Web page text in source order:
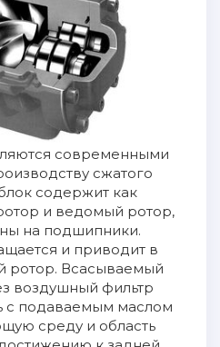
современными
сжатого
содержит как
и ведомый ротор,
на подшипники.
и приводит в
Всасываемый
воздушный фильтр
с подаваемым маслом
среду и область